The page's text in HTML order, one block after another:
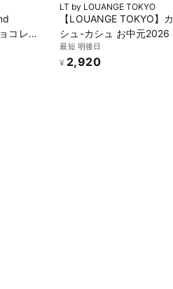
コレー
ボタ
LT by LOUANGE TOKYO
【LOUANGE TOKYO】カ
シュ-カシュ お中元2026
最短 明後日
¥ 2,920